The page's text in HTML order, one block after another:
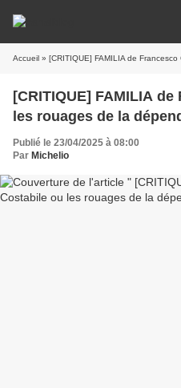
Accueil » [CRITIQUE] FAMILIA de Francesco
[CRITIQUE] FAMILIA
les rouages de la
Publié le 23/04/2025 à 08:00
Par Michelio